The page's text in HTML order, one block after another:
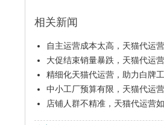
相关新闻
自主运营成本太高，天猫代运
大促结束销量暴跌，天猫代运
精细化天猫代运营，助力白牌
中小工厂预算有限，天猫代运
店铺人群不精准，天猫代运营